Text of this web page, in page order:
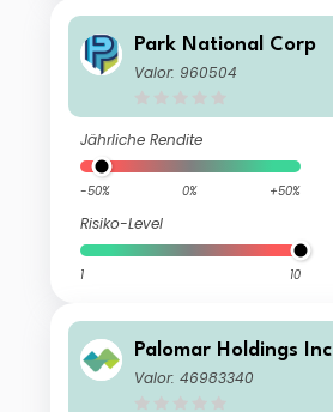
Park National Corp
Valor: 960504
Jährliche Rendite
-50% 0% +50%
Risiko-Level
1 10
Palomar Holdings Inc
Valor: 46983340